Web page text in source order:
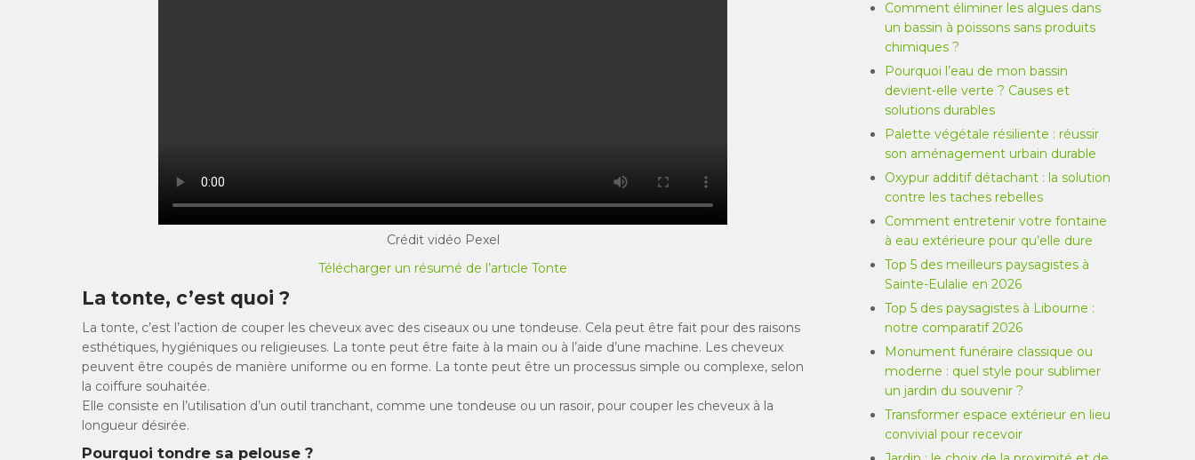
Crédit vidéo Pexel
Télécharger un résumé de l’article Tonte
La tonte, c’est quoi ?
La tonte, c’est l’action de couper les cheveux avec des ciseaux ou une tondeuse. Cela peut être fait pour des raisons
esthétiques, hygiéniques ou religieuses. La tonte peut être faite à la main ou à l’aide d’une machine. Les cheveux
peuvent être coupés de manière uniforme ou en forme. La tonte peut être un processus simple ou complexe, selon
la coiffure souhaitée.
Elle consiste en l’utilisation d’un outil tranchant, comme une tondeuse ou un rasoir, pour couper les cheveux à la
longueur désirée.
Pourquoi tondre sa pelouse ?
Comment éliminer les algues dans
un bassin à poissons sans produits
chimiques ?
Pourquoi l’eau de mon bassin
devient-elle verte ? Causes et
solutions durables
Palette végétale résiliente : réussir
son aménagement urbain durable
Oxypur additif détachant : la solution
contre les taches rebelles
Comment entretenir votre fontaine
à eau extérieure pour qu’elle dure
Top 5 des meilleurs paysagistes à
Sainte-Eulalie en 2026
Top 5 des paysagistes à Libourne :
notre comparatif 2026
Monument funéraire classique ou
moderne : quel style pour sublimer
un jardin du souvenir ?
Transformer espace extérieur en lieu
convivial pour recevoir